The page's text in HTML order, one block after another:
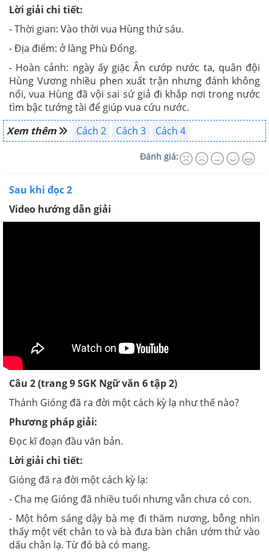
Lời giải chi tiết:
- Thời gian: Vào thời vua Hùng thứ sáu.
- Địa điểm: ở làng Phù Đổng.
- Hoàn cảnh: ngày ấy giặc Ân cướp nước ta, quân đội
Hùng Vương nhiều phen xuất trận nhưng đánh không
nổi, vua Hùng đã vội sai sứ giả đi khắp nơi trong nước
tìm bậc tướng tài để giúp vua cứu nước.
Xem thêm
Cách 2 Cách 3 Cách 4
Đánh giá:
Sau khi đọc 2
Video hướng dẫn giải
Câu 2 (trang 9 SGK Ngữ văn 6 tập 2)
Thánh Gióng đã ra đời một cách kỳ lạ như thế nào?
Phương pháp giải:
Đọc kĩ đoạn đầu văn bản.
Lời giải chi tiết:
Gióng đã ra đời một cách kỳ lạ:
- Cha mẹ Gióng đã nhiều tuổi nhưng vẫn chưa có con.
- Một hôm sáng dậy bà mẹ đi thăm nương, bỗng nhìn
thấy một vết chân to và bà đưa bàn chân ướm thử vào
dấu chân lạ. Từ đó bà có mang.